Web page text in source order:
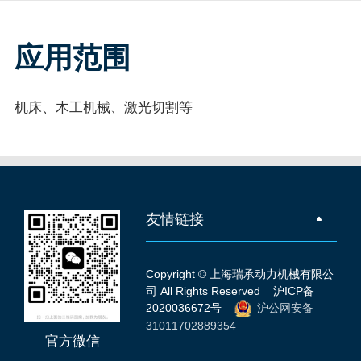
应用范围
机床、木工机械、激光切割等
官方微信
友情链接
Copyright © 上海瑞承动力机械有限公
司 All Rights Reserved沪ICP备
2020036672号
沪公网安备
31011702889354